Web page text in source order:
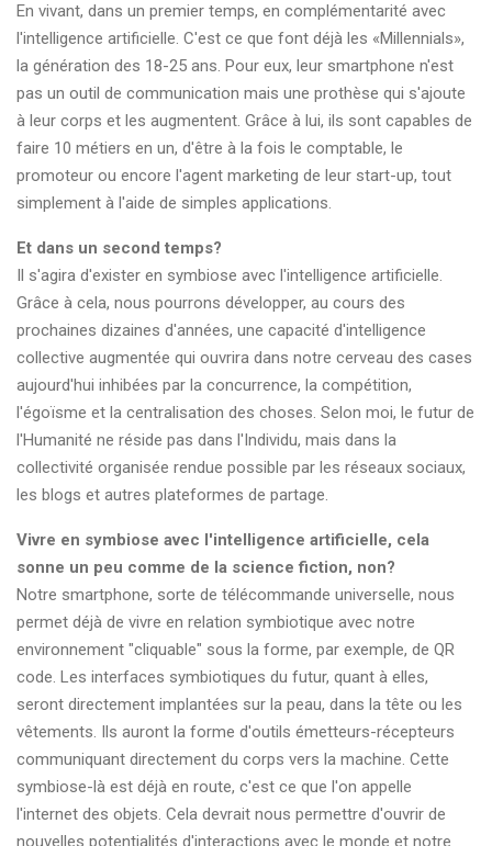
En vivant, dans un premier temps, en complémentarité avec
l'intelligence artificielle. C'est ce que font déjà les «Millennials»,
la génération des 18-25 ans. Pour eux, leur smartphone n'est
pas un outil de communication mais une prothèse qui s'ajoute
à leur corps et les augmentent. Grâce à lui, ils sont capables de
faire 10 métiers en un, d'être à la fois le comptable, le
promoteur ou encore l'agent marketing de leur start-up, tout
simplement à l'aide de simples applications.
Et dans un second temps?
Il s'agira d'exister en symbiose avec l'intelligence artificielle.
Grâce à cela, nous pourrons développer, au cours des
prochaines dizaines d'années, une capacité d'intelligence
collective augmentée qui ouvrira dans notre cerveau des cases
aujourd'hui inhibées par la concurrence, la compétition,
l'égoïsme et la centralisation des choses. Selon moi, le futur de
l'Humanité ne réside pas dans l'Individu, mais dans la
collectivité organisée rendue possible par les réseaux sociaux,
les blogs et autres plateformes de partage.
Vivre en symbiose avec l'intelligence artificielle, cela
sonne un peu comme de la science fiction, non?
Notre smartphone, sorte de télécommande universelle, nous
permet déjà de vivre en relation symbiotique avec notre
environnement "cliquable" sous la forme, par exemple, de QR
code. Les interfaces symbiotiques du futur, quant à elles,
seront directement implantées sur la peau, dans la tête ou les
vêtements. Ils auront la forme d'outils émetteurs-récepteurs
communiquant directement du corps vers la machine. Cette
symbiose-là est déjà en route, c'est ce que l'on appelle
l'internet des objets. Cela devrait nous permettre d'ouvrir de
nouvelles potentialités d'interactions avec le monde et notre